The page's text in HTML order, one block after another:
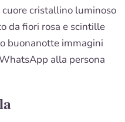
cristallino luminoso
da fiori rosa e scintille
buonanotte immagini
alla persona